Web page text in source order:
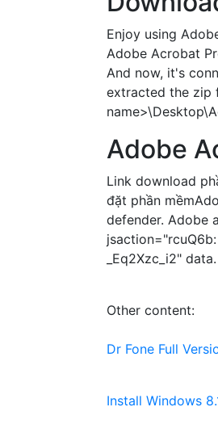
Enjoy using
Adobe Acrobat
And now, it's
extracted the zip
Adobe
Link download
đặt phần
defender. Adobe
_Eq2Xzc_i2" data.
Other content:
Dr Fone Full
Install Windows